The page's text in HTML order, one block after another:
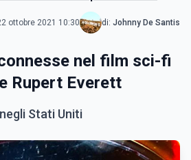
ottobre 2021 10:30 di: Johnny De Santis
nel film sci-fi
Rupert Everett
Stati Uniti